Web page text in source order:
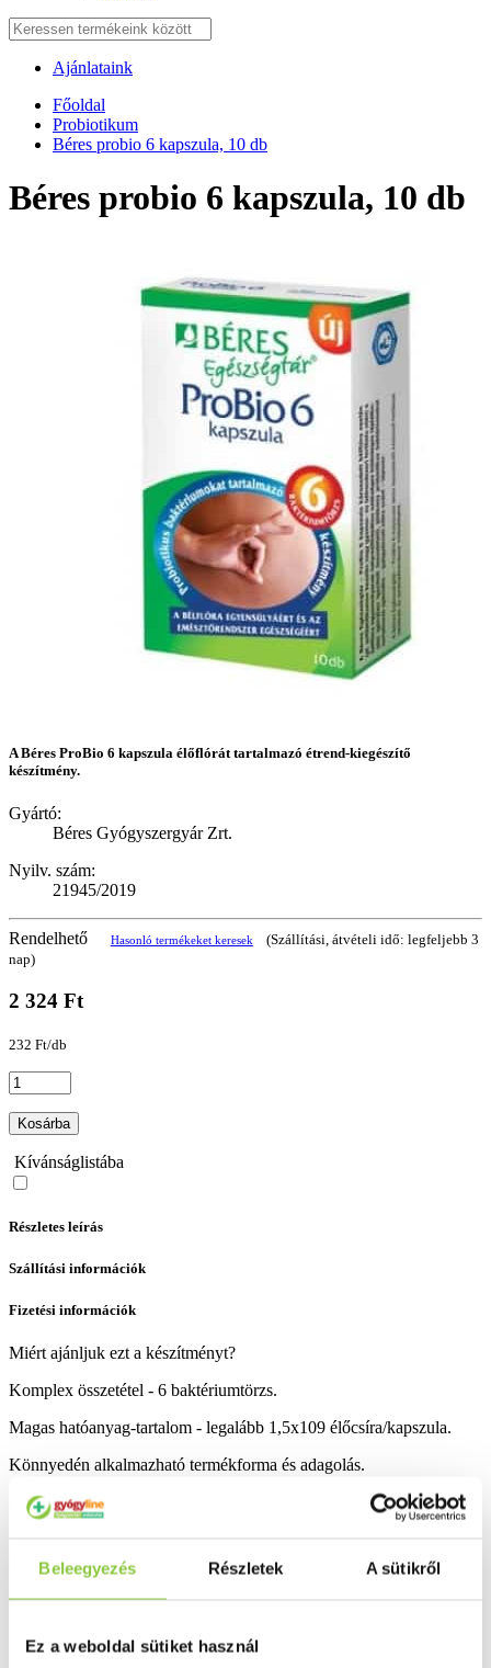
Beleegyezés Részletek A sütikről
Ez a weboldal sütiket használ
Ajánlataink
Főoldal
Probiotikum
Béres probio 6 kapszula, 10 db
Béres probio 6 kapszula, 10 db
A Béres ProBio 6 kapszula élőflórát tartalmazó étrend-kiegészítő
készítmény.
Gyártó:
Béres Gyógyszergyár Zrt.
Nyilv. szám:
21945/2019
Rendelhető Hasonló termékeket keresek
(Szállítási, átvételi idő: legfeljebb 3
nap)
2 324 Ft
232 Ft/db
Kosárba
Kívánságlistába
Részletes leírás
Szállítási információk
Fizetési információk
Miért ajánljuk ezt a készítményt?
Komplex összetétel - 6 baktériumtörzs.
Magas hatóanyag-tartalom - legalább 1,5x109 élőcsíra/kapszula.
Könnyedén alkalmazható termékforma és adagolás.
Egészségpénztári számla terhére megvásárolható.
sokaságából álló hat.
Bővebben ...